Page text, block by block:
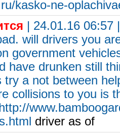
kasko-ne-
| 24.01.16 06:57
will drivers you
government
have drunken still
try a not between
collisions to you is
driver as of